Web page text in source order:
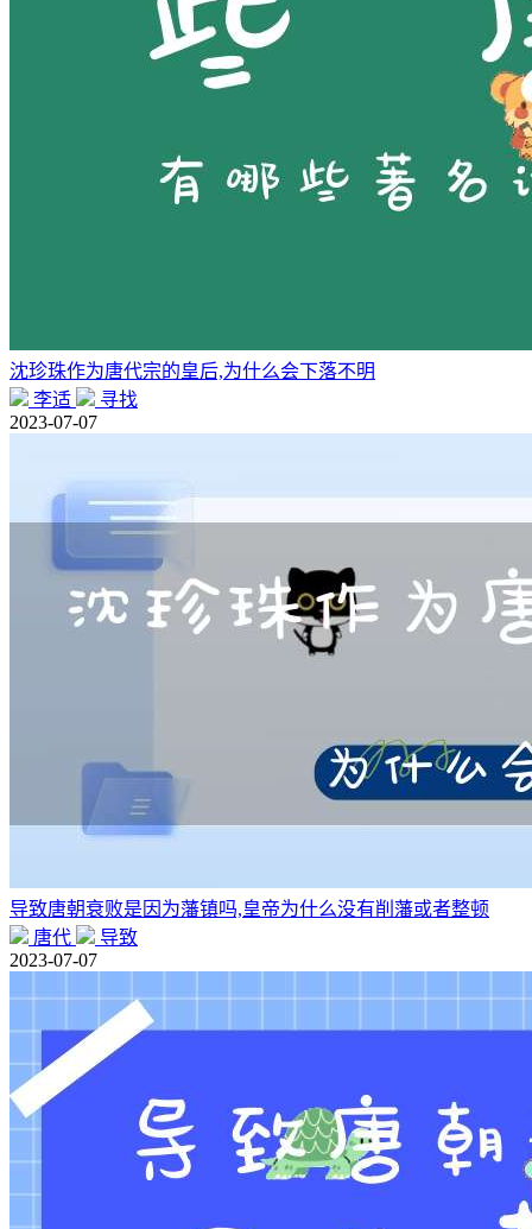
沈珍珠作为唐代宗的皇后,为什么会下落不明
李适
寻找
2023-07-07
导致唐朝衰败是因为藩镇吗,皇帝为什么没有削藩或者整顿
唐代
导致
2023-07-07